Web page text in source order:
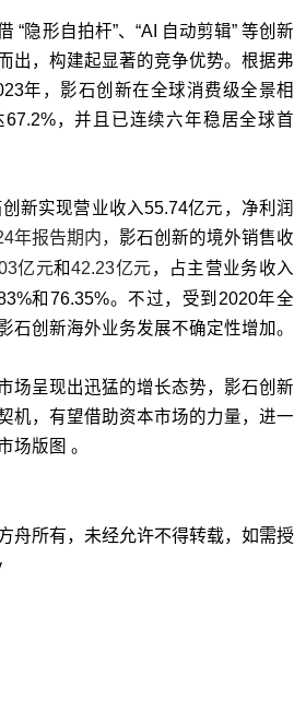
“隐形自拍杆”、“AI 自动剪辑” 等创新
出，构建起显著的竞争优势。根据弗
年，影石创新在全球消费级全景相
，并且已连续六年稳居全球首
新实现营业收入55.74亿元，净利润
年报告期内， 影石创新的境外销售收
亿元和42.23亿元，占主营业务收入
和76.35%。不过，受到2020年全
石创新海外业务发展不确定性增加。
场呈现出迅猛的增长态势，影石创新
机，有望借助资本市场的力量，进一
场版图 。
舟所有，未经允许不得转载，如需授